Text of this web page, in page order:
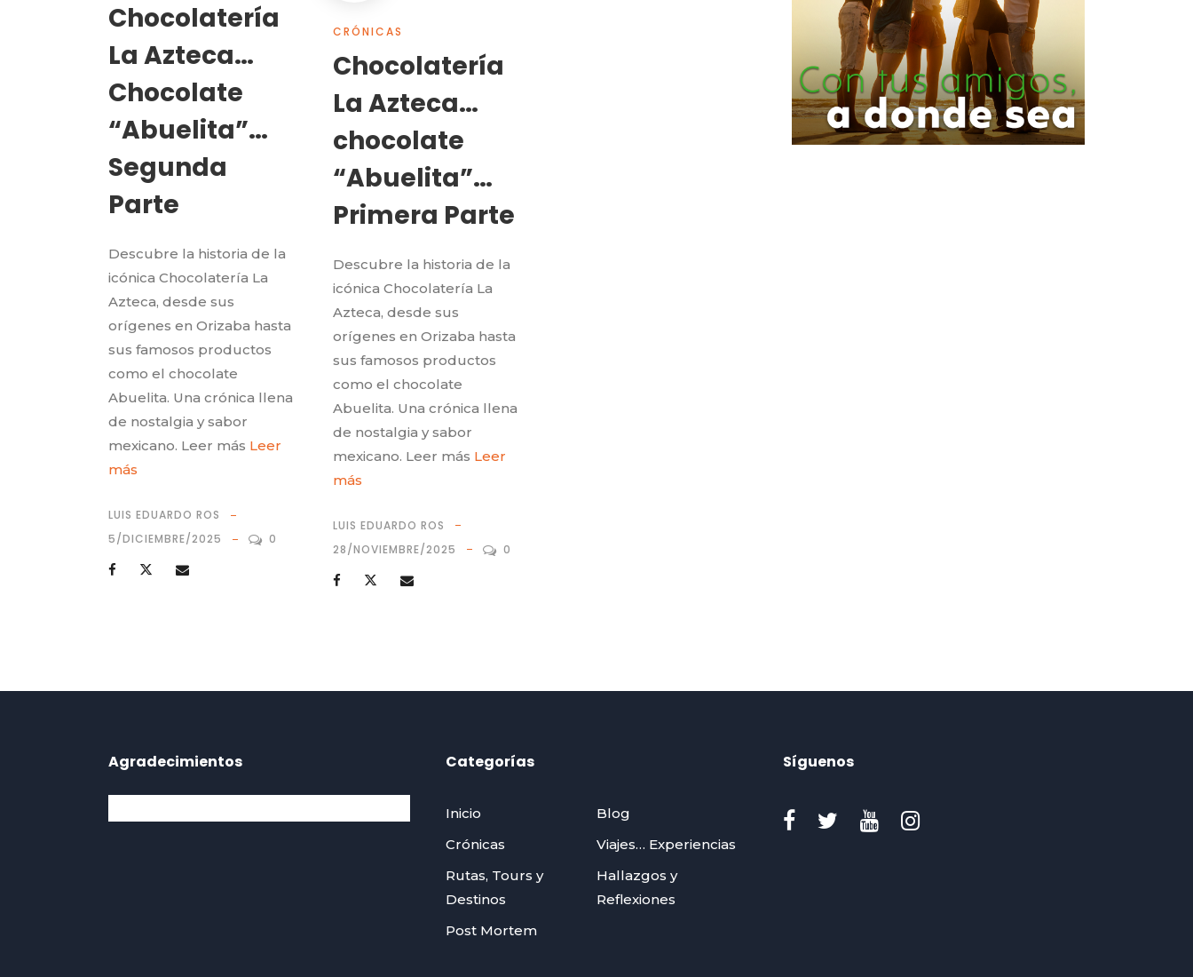
Chocolatería
La Azteca…
Chocolate
“Abuelita”…
Segunda
Parte
Descubre la historia de la
icónica Chocolatería La
Azteca, desde sus
orígenes en Orizaba hasta
sus famosos productos
como el chocolate
Abuelita. Una crónica llena
de nostalgia y sabor
mexicano. Leer más Leer
más
LUIS EDUARDO ROS
5/DICIEMBRE/2025
0
CRÓNICAS
Chocolatería
La Azteca…
chocolate
“Abuelita”…
Primera Parte
Descubre la historia de la
icónica Chocolatería La
Azteca, desde sus
orígenes en Orizaba hasta
sus famosos productos
como el chocolate
Abuelita. Una crónica llena
de nostalgia y sabor
mexicano. Leer más Leer
más
LUIS EDUARDO ROS
28/NOVIEMBRE/2025
0
Agradecimientos Categorías
Inicio
Blog
Crónicas
Viajes… Experiencias
Rutas, Tours y
Destinos
Hallazgos y
Reflexiones
Post Mortem
Síguenos